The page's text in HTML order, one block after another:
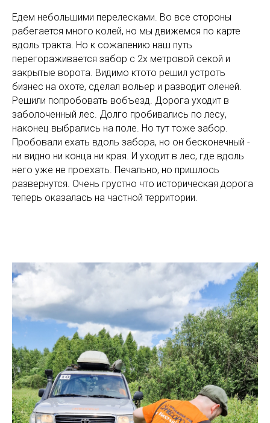
Едем небольшими перелесками. Во все стороны
рабегается много колей, но мы движемся по карте
вдоль тракта. Но к сожалению наш путь
перегораживается забор с 2х метровой секой и
закрытые ворота. Видимо ктото решил устроть
бизнес на охоте, сделал вольер и разводит оленей.
Решили попробовать вобъезд. Дорога уходит в
заболоченный лес. Долго пробивались по лесу,
наконец выбрались на поле. Но тут тоже забор.
Пробовали ехать вдоль забора, но он бесконечный -
ни видно ни конца ни края. И уходит в лес, где вдоль
него уже не проехать. Печально, но пришлось
развернутся. Очень грустно что историческая дорога
теперь оказалась на частной территории.